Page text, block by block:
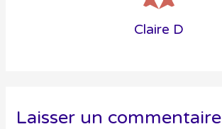
Claire D
Laisser un commentaire